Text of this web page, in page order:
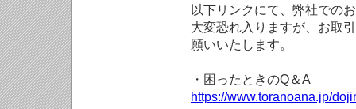
以下リンクにて、弊社での
大変恐れ入りますが、お取
願いいたします。
・困ったときのQ＆A
https://www.toranoana.jp/